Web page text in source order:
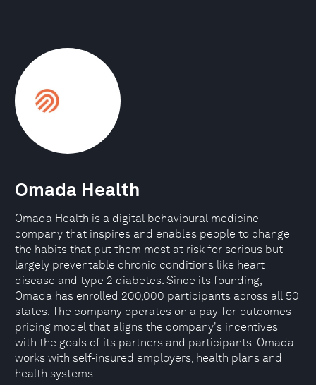
Omada Health
Omada Health is a digital behavioural medicine
company that inspires and enables people to change
the habits that put them most at risk for serious but
largely preventable chronic conditions like heart
disease and type 2 diabetes. Since its founding,
Omada has enrolled 200,000 participants across all 50
states. The company operates on a pay-for-outcomes
pricing model that aligns the company's incentives
with the goals of its partners and participants. Omada
works with self-insured employers, health plans and
health systems.